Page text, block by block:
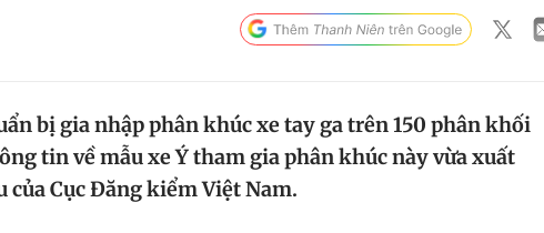
bị gia nhập phân khúc xe tay ga trên 150 phân khối
tin về mẫu xe Ý tham gia phân khúc này vừa xuất
của Cục Đăng kiểm Việt Nam.